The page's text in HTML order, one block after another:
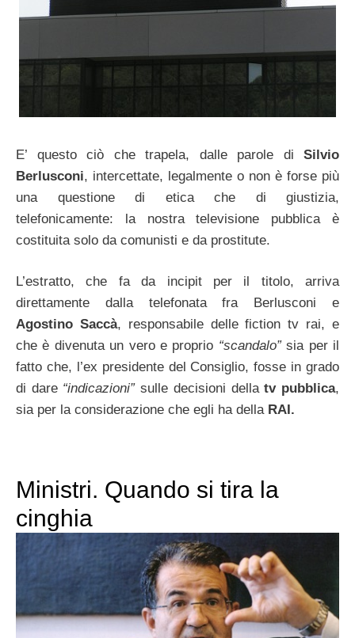
E’ questo ciò che trapela, dalle parole di Silvio
Berlusconi, intercettate, legalmente o non è forse più
una questione di etica che di giustizia,
telefonicamente: la nostra televisione pubblica è
costituita solo da comunisti e da prostitute.
L’estratto, che fa da incipit per il titolo, arriva
direttamente dalla telefonata fra Berlusconi e
Agostino Saccà, responsabile delle fiction tv rai, e
che è divenuta un vero e proprio “scandalo”sia per il
fatto che, l’ex presidente del Consiglio, fosse in grado
di dare “indicazioni”sulle decisioni dellatv pubblica,
sia per la considerazione che egli ha della RAI.
Ministri. Quando si tira la
cinghia